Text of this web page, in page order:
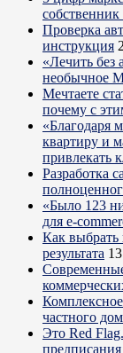
собственник
Проверка
инструкция
«Лечить без
необычное
Мечтаете
почему с
«Благодаря
квартиру и
привлекать
Разработка
«Было 123
для e-
Как выбрать
результата
Комплексное
частного
Это Red